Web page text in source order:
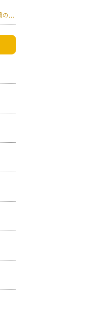
武庫之荘キッズサポート保育園のＳＤＧｓ宣言